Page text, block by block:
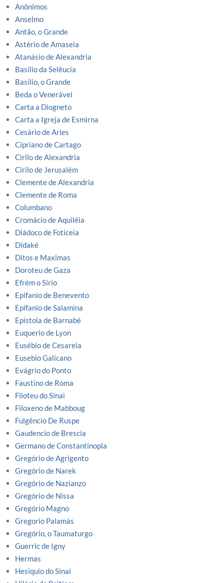
Anônimos
Anselmo
Antão, o Grande
Astério de Amaseia
Atanásio de Alexandria
Basílio da Selêucia
Basílio, o Grande
Beda o Venerável
Carta a Diogneto
Carta a Igreja de Esmirna
Cesário de Arles
Cipriano de Cartago
Cirilo de Alexandria
Cirilo de Jerusalém
Clemente de Alexandria
Clemente de Roma
Columbano
Cromácio de Aquiléia
Diádoco de Foticeia
Didaké
Ditos e Maximas
Doroteu de Gaza
Efrém o Sírio
Epifanio de Benevento
Epifanio de Salamina
Epistola de Barnabé
Euquerio de Lyon
Eusébio de Cesareia
Eusebio Galicano
Evágrio do Ponto
Faustino de Roma
Filoteu do Sinai
Filoxeno de Mabboug
Fulgêncio De Ruspe
Gaudencio de Brescia
Germano de Constantinopla
Gregório de Agrigento
Gregório de Narek
Gregório de Nazianzo
Gregório de Nissa
Gregório Magno
Gregorio Palamàs
Gregório, o Taumaturgo
Guerric de Igny
Hermas
Hesiquio do Sinai